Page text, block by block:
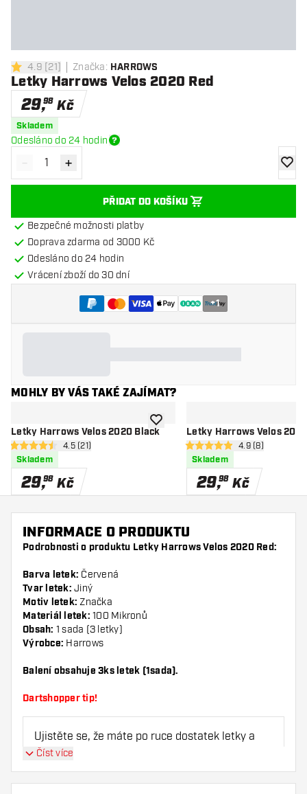
4.9 hodnoticí hvězdičky
4.9 [21] Značka: HARROWS
Letky Harrows Velos 2020 Red
29,98 Kč
Skladem
Odesláno do 24 hodin
Snížit množství
- Zvýšit množství
+
PŘIDAT DO KOŠÍKU
Bezpečné možnosti platby
Doprava zdarma od 3000 Kč
Odesláno do 24 hodin
Vrácení zboží do 30 dní
+1
MOHLY BY VÁS TAKÉ ZAJÍMAT?
Letky Harrows Velos 2020 Black
otevřít panel recenzí
4.5 hodnoticí hvězdičky
4.5 (21)
Skladem
29,98 Kč
Přidat do seznamu přání
Letky Harrows Velos
otevřít panel
4.9 hodnoticí hvězdičky
4.9 (8)
Skladem
29,98 Kč
INFORMACE O PRODUKTU
Podrobnosti o produktu Letky Harrows Velos 2020 Red:
Barva letek: Červená
Tvar letek: Jiný
Motiv letek: Značka
Materiál letek: 100 Mikronů
Obsah: 1 sada (3 letky)
Výrobce: Harrows
Balení obsahuje 3ks letek (1sada).
Dartshopper tip!
Ujistěte se, že máte po ruce dostatek letky a
násadky. Ty se mohou používáním poškodit
nebo zlomit.
Číst více